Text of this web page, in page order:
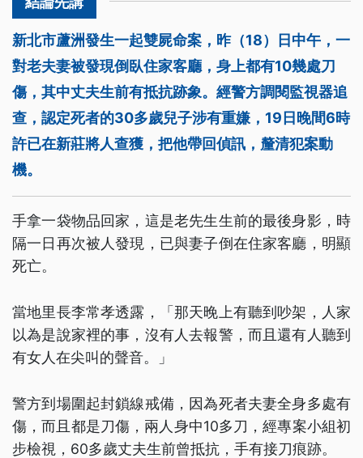
新北市蘆洲發生一起雙屍命案，昨（18）日中午，一
對老夫妻被發現倒臥住家客廳，身上都有10幾處刀
傷，其中丈夫生前有抵抗跡象。經警方調閱監視器追
查，認定死者的30多歲兒子涉有重嫌，19日晚間6時
許已在新莊將人查獲，把他帶回偵訊，釐清犯案動
機。
手拿一袋物品回家，這是老先生生前的最後身影，時
隔一日再次被人發現，已與妻子倒在住家客廳，明顯
死亡。
當地里長李常孝透露，「那天晚上有聽到吵架，人家
以為是說家裡的事，沒有人去報警，而且還有人聽到
有女人在尖叫的聲音。」
警方到場圍起封鎖線戒備，因為死者夫妻全身多處有
傷，而且都是刀傷，兩人身中10多刀，經專案小組初
步檢視，60多歲丈夫生前曾抵抗，手有接刀痕跡。